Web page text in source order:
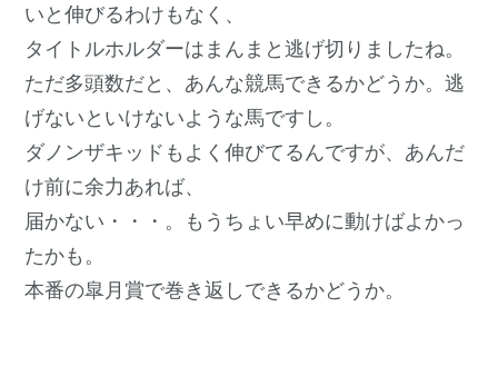
いと伸びるわけもなく、
タイトルホルダーはまんまと逃げ切りましたね。
ただ多頭数だと、あんな競馬できるかどうか。逃
げないといけないような馬ですし。
ダノンザキッドもよく伸びてるんですが、あんだ
け前に余力あれば、
届かない・・・。もうちょい早めに動けばよかっ
たかも。
本番の皐月賞で巻き返しできるかどうか。